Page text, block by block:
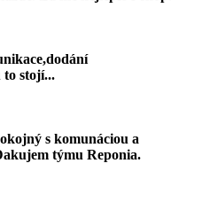
to stojí...
s komunáciou a
týmu Reponia.